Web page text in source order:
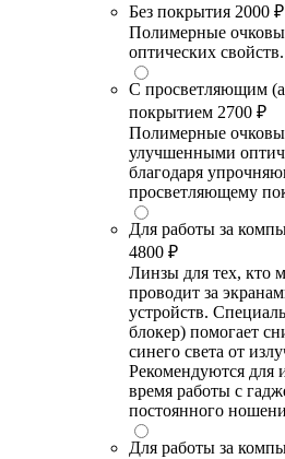
Без покрытия 2000 ₽
Полимерные
оптических свойств.
С просветляющим
покрытием 2700 ₽
Полимерные
улучшенными
благодаря
просветляющему
Для работы за
4800 ₽
Линзы для тех, кто
проводит за
устройств.
блокер) помогает
синего света от
Рекомендуются для
время работы с
постоянного
Для работы за